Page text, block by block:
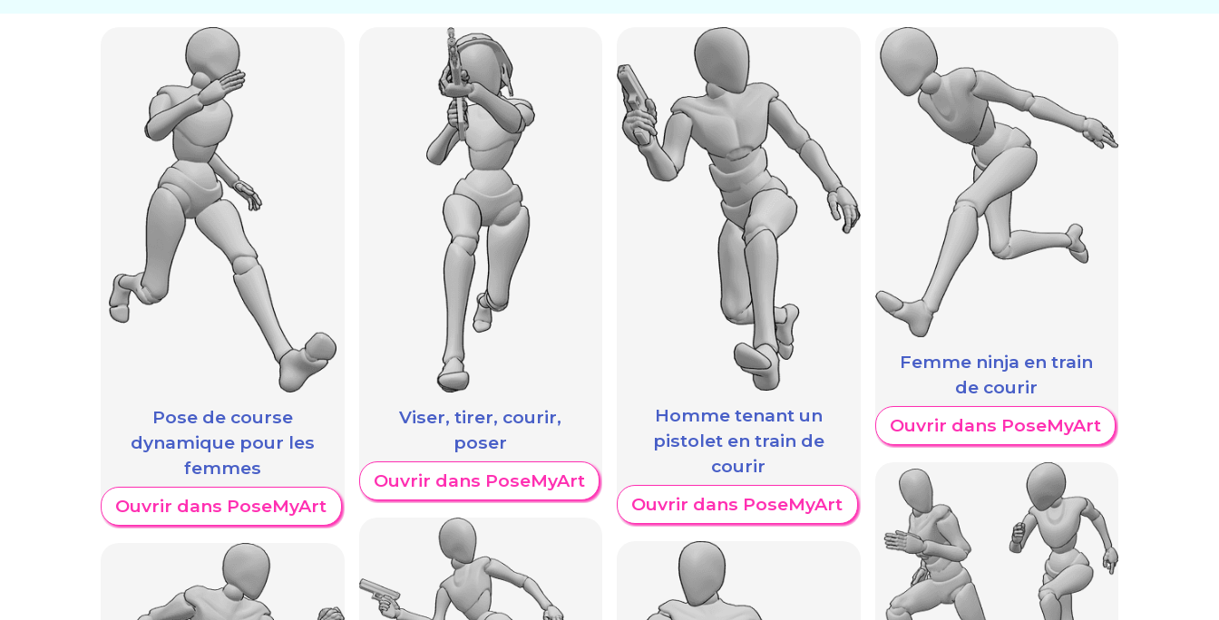
Pose de course
dynamique pour les
femmes
Ouvrir dans PoseMyArt
Viser, tirer, courir,
poser
Ouvrir dans PoseMyArt
Homme tenant un
pistolet en train de
courir
Ouvrir dans PoseMyArt
Femme ninja en train
de courir
Ouvrir dans PoseMyArt